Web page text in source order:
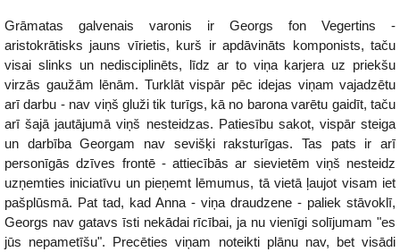
Grāmatas galvenais varonis ir Georgs fon Vegertins -
aristokrātisks jauns vīrietis, kurš ir apdāvināts komponists, taču
visai slinks un nedisciplinēts, līdz ar to viņa karjera uz priekšu
virzās gaužām lēnām. Turklāt vispār pēc idejas viņam vajadzētu
arī darbu - nav viņš gluži tik turīgs, kā no barona varētu gaidīt, taču
arī šajā jautājumā viņš nesteidzas. Patiesību sakot, vispār steiga
un darbība Georgam nav sevišķi raksturīgas. Tas pats ir arī
personīgās dzīves frontē - attiecībās ar sievietēm viņš nesteidz
uzņemties iniciatīvu un pieņemt lēmumus, tā vietā ļaujot visam iet
pašplūsmā. Pat tad, kad Anna - viņa draudzene - paliek stāvoklī,
Georgs nav gatavs īsti nekādai rīcībai, ja nu vienīgi solījumam "es
jūs nepametīšu". Precēties viņam noteikti plānu nav, bet visādi